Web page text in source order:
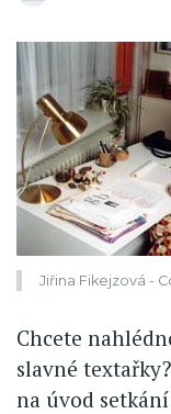
Jiřina Fikejzová -
Chcete
slavné
na úvod